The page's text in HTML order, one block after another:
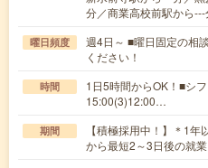
分／商業高校前駅から---
曜日頻度
週4日～ ■曜日固定の相
ください！
時間
1日5時間からOK！■シ
15:00(3)12:00…
期間
【積極採用中！】＊1
から最短2～3日後の就